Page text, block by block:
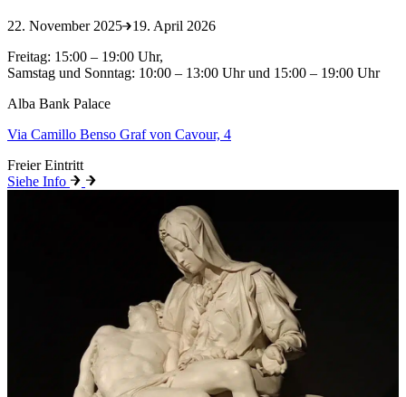
22. November 2025
19. April 2026
Freitag: 15:00 – 19:00 Uhr,
Samstag und Sonntag: 10:00 – 13:00 Uhr und 15:00 – 19:00 Uhr
Alba Bank Palace
Via Camillo Benso Graf von Cavour, 4
Freier Eintritt
Siehe Info